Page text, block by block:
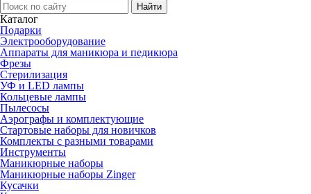
Каталог
Подарки
Электро­оборудование
Аппараты для маникюра и педикюра
Фрезы
Стерилизация
УФ и LED лампы
Кольцевые лампы
Пылесосы
Аэрографы и комплектующие
Стартовые наборы для новичков
Комплекты с разными товарами
Инструменты
Маникюрные наборы
Маникюрные наборы Zinger
Кусачки